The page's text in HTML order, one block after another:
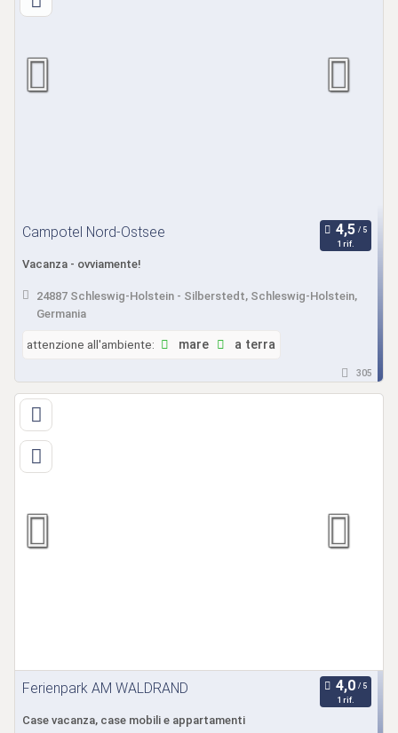
Campotel Nord-Ostsee
1 rif.
Vacanza - ovviamente!
24887 Schleswig-Holstein - Silberstedt, Schleswig-Holstein,
Germania
attenzione all'ambiente: mare a terra
305
Ferienpark AM WALDRAND
1 rif.
Case vacanza, case mobili e appartamenti